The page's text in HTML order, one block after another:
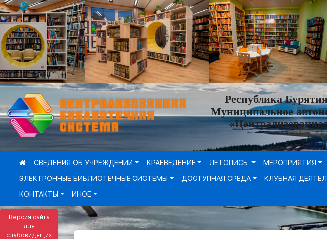
Версия сайта
для
слабовидящих
Республика
Муниципальное
СВЕДЕНИЯ ОБ УЧРЕЖДЕНИИ КРАЕВЕДЕНИЕ ЛЕТОПИСЬ МЕРОПРИЯТИЯ
ЭЛЕКТРОННЫЕ БИБЛИОТЕЧНЫЕ СИСТЕМЫ
ДОСТУПНАЯ СРЕДА КЛУБНАЯ
КОНТАКТЫ
ИНОЕ